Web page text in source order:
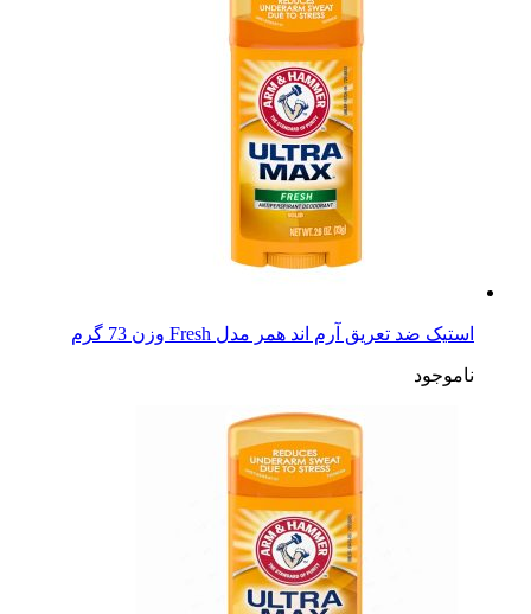
استیک ضد تعریق آرم اند همر مدل Fresh وزن 73 گرم
ناموجود